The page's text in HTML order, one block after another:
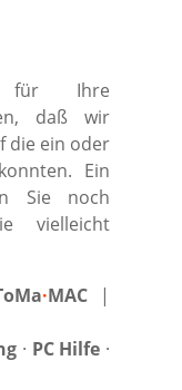
für Ihre
daß wir
die ein oder
Ein
Sie noch
vielleicht
·MAC|
· PC Hilfe ·